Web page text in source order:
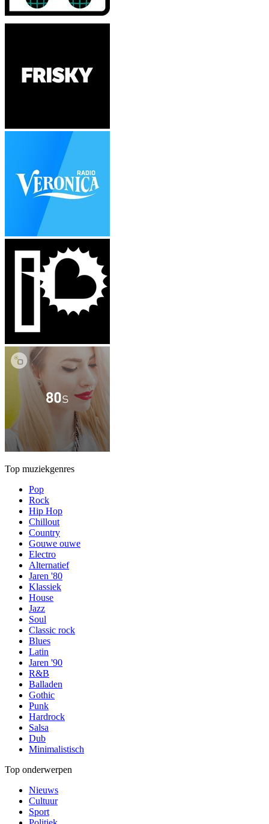
Top muziekgenres
Pop
Rock
Hip Hop
Chillout
Country
Gouwe ouwe
Electro
Alternatief
Jaren '80
Klassiek
House
Jazz
Soul
Classic rock
Blues
Latin
Jaren '90
R&B
Balladen
Gothic
Punk
Hardrock
Salsa
Dub
Minimalistisch
Top onderwerpen
Nieuws
Cultuur
Sport